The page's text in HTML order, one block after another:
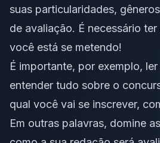
suas particularidades,
de avaliação. É necessário
você está se metendo!
É importante, por exemplo,
entender tudo sobre o
qual você vai se inscrever,
Em outras palavras, domine